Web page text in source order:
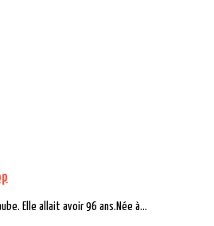
Elle allait avoir 96 ans.Née à...